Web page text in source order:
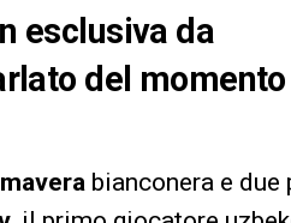
esclusiva da
del
bianconera e